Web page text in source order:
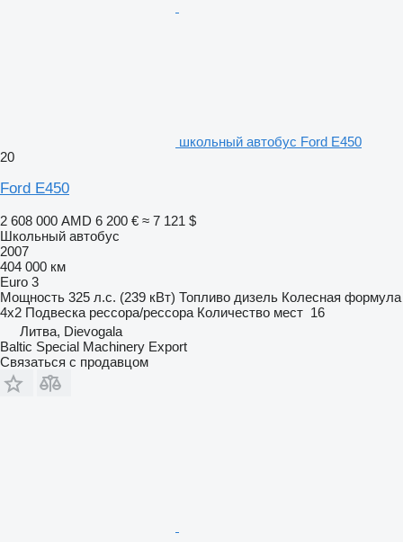
школьный автобус Ford E450
20
Ford E450
2 608 000 AMD 6 200 € ≈ 7 121 $
Школьный автобус
2007
404 000 км
Euro 3
Мощность 325 л.с. (239 кВт) Топливо дизель Колесная формула
4x2 Подвеска рессора/рессора Количество мест 16
Литва, Dievogala
Baltic Special Machinery Export
Связаться с продавцом